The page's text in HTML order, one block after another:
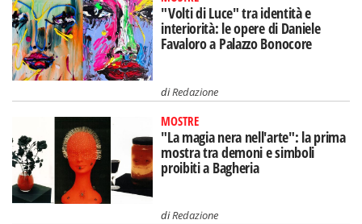
"Volti di Luce" tra identità e
interiorità: le opere di Daniele
Favaloro a Palazzo Bonocore
diRedazione
MOSTRE
"La magia nera nell'arte": la prima
mostra tra demoni e simboli
proibiti a Bagheria
diRedazione